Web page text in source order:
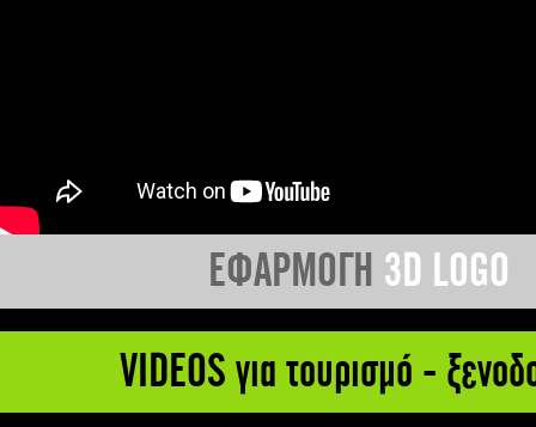
ΕΦΑΡΜΟΓΗ 3D LOGO
VIDEOS για τουρισμό -